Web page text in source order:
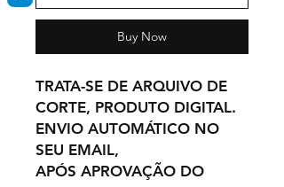
Buy Now
TRATA-SE DE ARQUIVO DE
CORTE, PRODUTO DIGITAL.
ENVIO AUTOMÁTICO NO
SEU EMAIL,
APÓS APROVAÇÃO DO